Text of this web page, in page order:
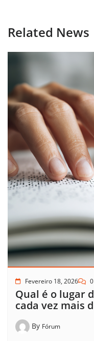
Related News
Fevereiro 18, 2026 0
Qual é o lugar
cada vez mais
By Fórum